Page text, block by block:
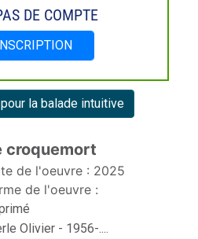
la balade intuitive
croquemort
de l'oeuvre : 2025
de l'oeuvre :
Olivier - 1956-....
DE COMPTE